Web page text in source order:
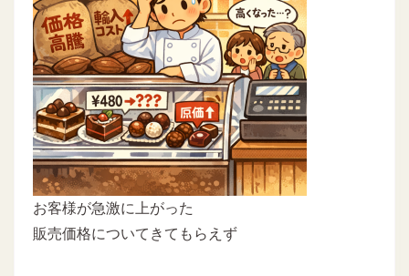
お客様が急激に上がった
販売価格についてきてもらえず